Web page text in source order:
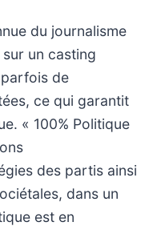
du journalisme
sur un casting
de
ce qui garantit
« 100% Politique
des partis ainsi
dans un
est en